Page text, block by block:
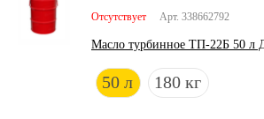
Арт. 338662792
Отсутствует
Масло турбинное ТП-22Б 50 л
50 л 180 кг